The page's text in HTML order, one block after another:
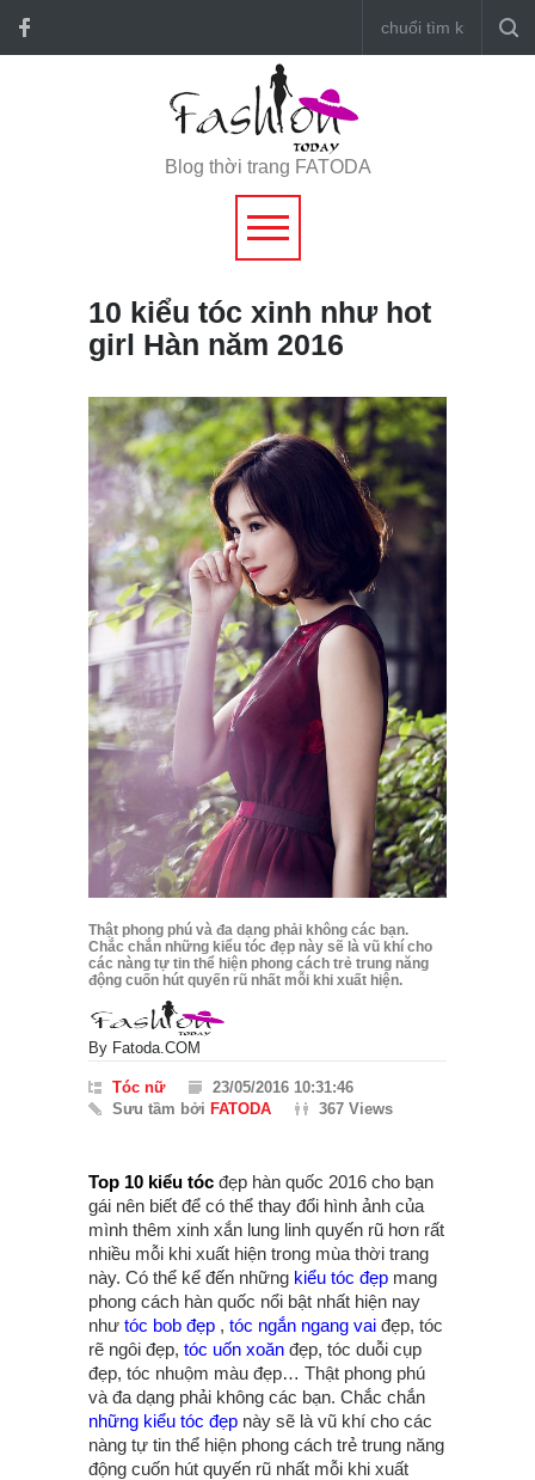
Blog thời trang FATODA
10 kiểu tóc xinh như hot
girl Hàn năm 2016
Thật phong phú và đa dạng phải không các bạn.
Chắc chắn những kiểu tóc đẹp này sẽ là vũ khí cho
các nàng tự tin thể hiện phong cách trẻ trung năng
động cuốn hút quyến rũ nhất mỗi khi xuất hiện.
By Fatoda.COM
Tóc nữ
23/05/2016 10:31:46
Sưu tầm bởi FATODA 367 Views
Top 10 kiểu tóc đẹp hàn quốc 2016 cho bạn
gái nên biết để có thể thay đổi hình ảnh của
mình thêm xinh xắn lung linh quyến rũ hơn rất
nhiều mỗi khi xuất hiện trong mùa thời trang
này. Có thể kể đến những kiểu tóc đẹp mang
phong cách hàn quốc nổi bật nhất hiện nay
như tóc bob đẹp , tóc ngắn ngang vai đẹp, tóc
rẽ ngôi đẹp, tóc uốn xoăn đẹp, tóc duỗi cụp
đẹp, tóc nhuộm màu đẹp… Thật phong phú
và đa dạng phải không các bạn. Chắc chắn
những kiểu tóc đẹp này sẽ là vũ khí cho các
nàng tự tin thể hiện phong cách trẻ trung năng
động cuốn hút quyến rũ nhất mỗi khi xuất